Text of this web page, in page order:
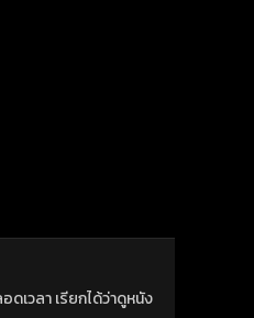
เวลา เรียกได้ว่าดูหนัง